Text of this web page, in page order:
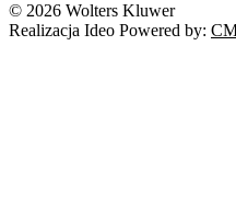
© 2026 Wolters Kluwer
Realizacja Ideo Powered by: